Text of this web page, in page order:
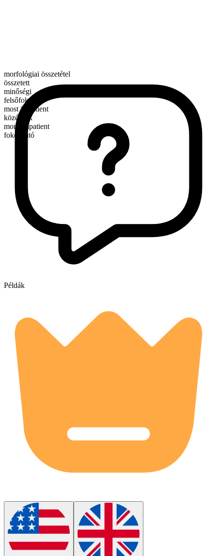
morfológiai összetétel
összetett
minőségi
felsőfok
most impatient
középfok
more impatient
fokozható
Példák